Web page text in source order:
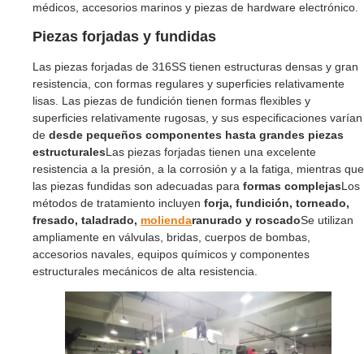
médicos, accesorios marinos y piezas de hardware electrónico.
Piezas forjadas y fundidas
Las piezas forjadas de 316SS tienen estructuras densas y gran
resistencia, con formas regulares y superficies relativamente
lisas. Las piezas de fundición tienen formas flexibles y
superficies relativamente rugosas, y sus especificaciones varían
de desde pequeños componentes hasta grandes piezas
estructuralesLas piezas forjadas tienen una excelente
resistencia a la presión, a la corrosión y a la fatiga, mientras que
las piezas fundidas son adecuadas para formas complejasLos
métodos de tratamiento incluyen forja, fundición, torneado,
fresado, taladrado, moliendaranurado y roscadoSe utilizan
ampliamente en válvulas, bridas, cuerpos de bombas,
accesorios navales, equipos químicos y componentes
estructurales mecánicos de alta resistencia.